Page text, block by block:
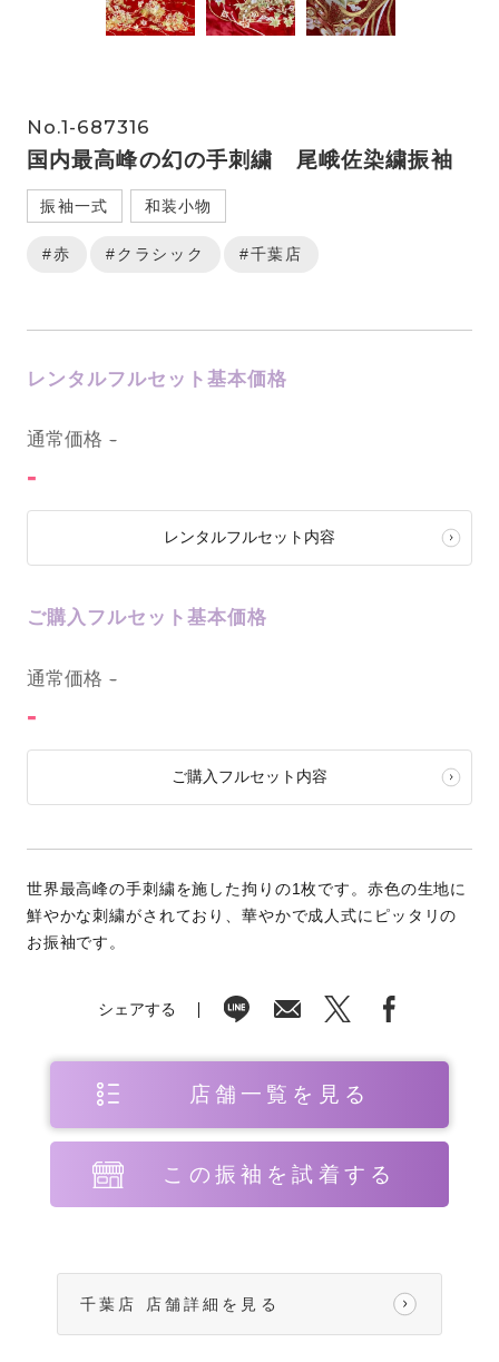
No.1-687316
国内最高峰の幻の手刺繍 尾峨佐染繍振袖
振袖一式 和装小物
#赤 #クラシック #千葉店
レンタルフルセット基本価格
通常価格 -
-
レンタルフルセット内容
ご購入フルセット基本価格
通常価格 -
-
ご購入フルセット内容
世界最高峰の手刺繍を施した拘りの1枚です。赤色の生地に
鮮やかな刺繍がされており、華やかで成人式にピッタリの
お振袖です。
シェアする
店舗一覧を見る
この振袖を試着する
千葉店 店舗詳細を見る